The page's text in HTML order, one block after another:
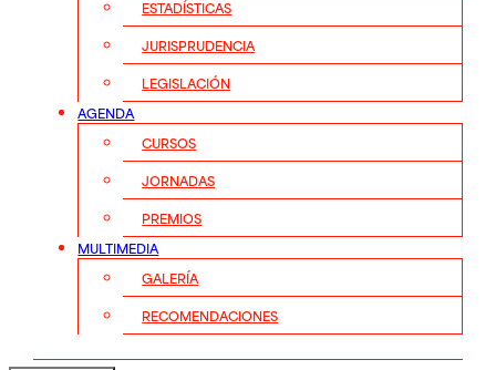
ESTADÍSTICAS
JURISPRUDENCIA
LEGISLACIÓN
AGENDA
CURSOS
JORNADAS
PREMIOS
MULTIMEDIA
GALERÍA
RECOMENDACIONES